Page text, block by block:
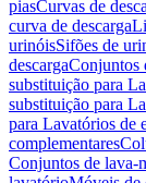
piasCurvas de
curva de descarga
urinóisSifões de
descargaConjuntos
substituição para
substituição para
para Lavatórios de
complementares
Conjuntos de lava-